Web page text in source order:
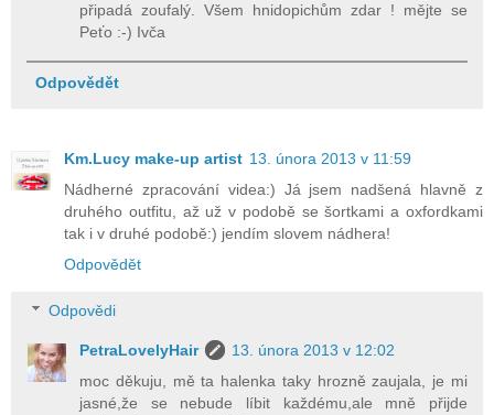
připadá zoufalý. Všem hnidopichům zdar ! mějte se
Peťo :-) Ivča
Odpovědět
Km.Lucy make-up artist 13. února 2013 v 11:59
Nádherné zpracování videa:) Já jsem nadšená hlavně z
druhého outfitu, až už v podobě se šortkami a oxfordkami
tak i v druhé podobě:) jendím slovem nádhera!
Odpovědět
Odpovědi
PetraLovelyHair
13. února 2013 v 12:02
moc děkuju, mě ta halenka taky hrozně zaujala, je mi
jasné,že se nebude líbit každému,ale mně přijde